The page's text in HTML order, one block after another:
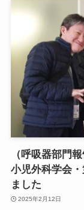
（呼吸器部門
小児外科学会
ました
2025年2月12日